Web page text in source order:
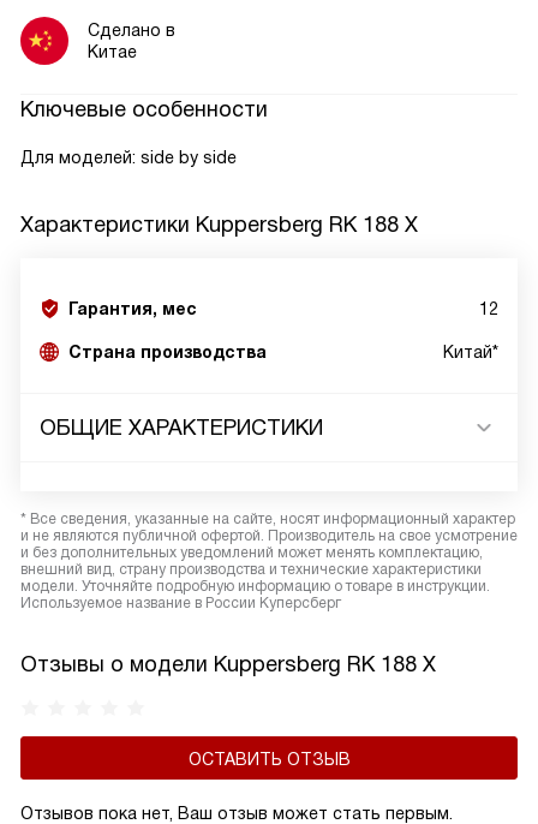
Сделано в
Китае
Ключевые особенности
Для моделей: side by side
Характеристики Kuppersberg RK 188 X
Гарантия, мес 12
Страна производства Китай*
ОБЩИЕ ХАРАКТЕРИСТИКИ
* Все сведения, указанные на сайте, носят информационный характер
и не являются публичной офертой. Производитель на свое усмотрение
и без дополнительных уведомлений может менять комплектацию,
внешний вид, страну производства и технические характеристики
модели. Уточняйте подробную информацию о товаре в инструкции.
Используемое название в России Куперсберг
Отзывы о модели Kuppersberg RK 188 X
ОСТАВИТЬ ОТЗЫВ
Отзывов пока нет, Ваш отзыв может стать первым.